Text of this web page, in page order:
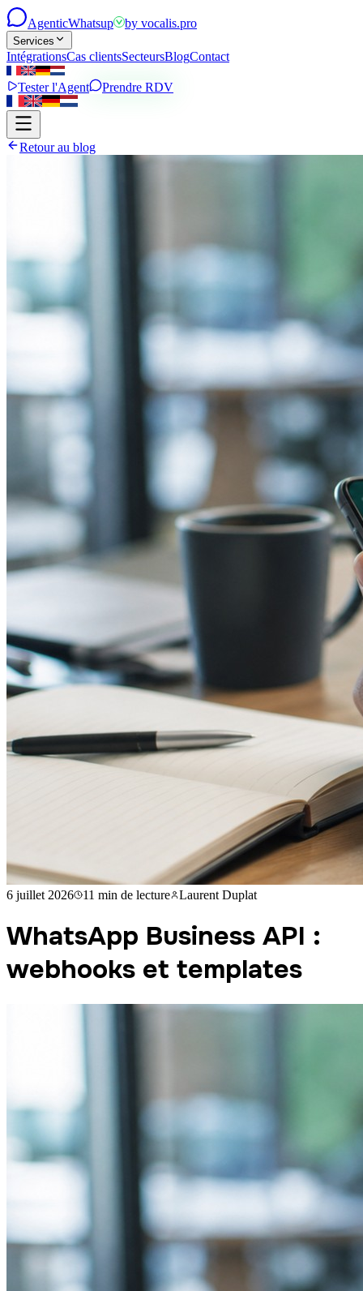
AgenticWhatsup by vocalis.pro
Services
IntégrationsCas clientsSecteursBlogContact
Tester l'Agent Prendre RDV
Retour au blog
6 juillet 2026 11 min de lecture Laurent Duplat
WhatsApp Business API :
webhooks et templates